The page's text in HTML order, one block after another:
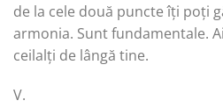
de la cele două puncte îți poți
armonia. Sunt fundamentale.
ceilalți de lângă tine.
V.